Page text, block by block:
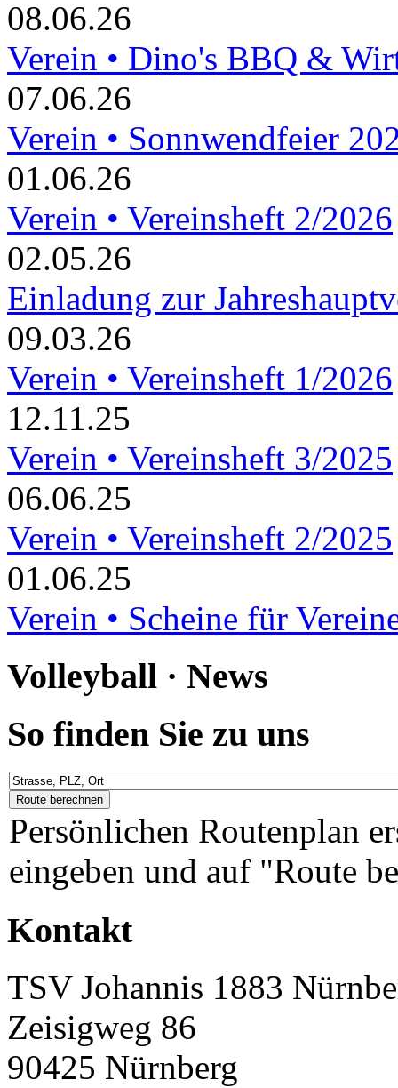
08.06.26
Verein • Dino's BBQ &
07.06.26
Verein • Sonnwendfeier
01.06.26
Verein • Vereinsheft 2/2026
02.05.26
Einladung zur
09.03.26
Verein • Vereinsheft 1/2026
12.11.25
Verein • Vereinsheft 3/2025
06.06.25
Verein • Vereinsheft 2/2025
01.06.25
Verein • Scheine für
Volleyball · News
So finden Sie zu uns
Persönlichen Routenplan
eingeben und auf "Route
Kontakt
TSV Johannis 1883
Zeisigweg 86
90425 Nürnberg